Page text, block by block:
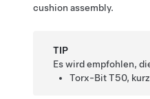
cushion assembly.
TIP
Es wird empfohlen,
Torx-Bit T50, kurz